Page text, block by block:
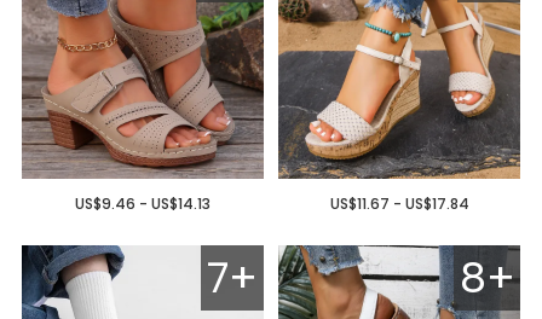
US$11.67 - US$17.84
US$9.46 - US$14.13
8+
7+